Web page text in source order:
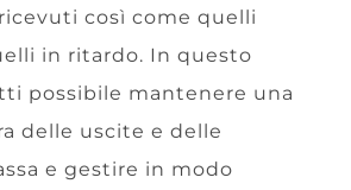
così come quelli
in ritardo. In questo
possibile mantenere una
delle uscite e delle
e gestire in modo